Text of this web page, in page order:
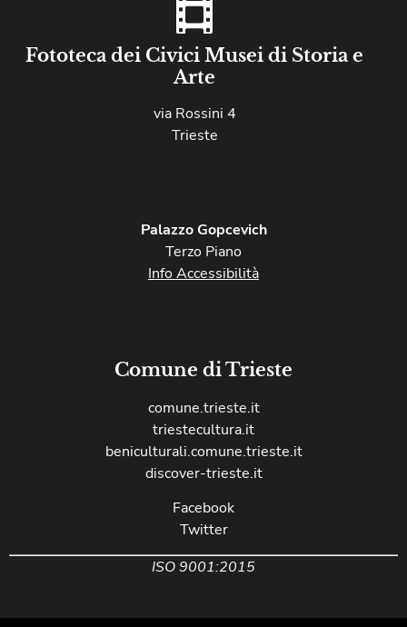
Fototeca dei Civici Musei di Storia e
Arte
via Rossini 4
Trieste
Palazzo Gopcevich
Terzo Piano
Info Accessibilità
Comune di Trieste
comune.trieste.it
triestecultura.it
beniculturali.comune.trieste.it
discover-trieste.it
Facebook
Twitter
ISO 9001:2015